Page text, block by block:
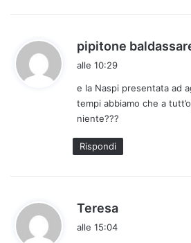
pipitone
alle 10:29
e la Naspi presentata ad
tempi abbiamo che a
niente???
Rispondi
Teresa
alle 15:04